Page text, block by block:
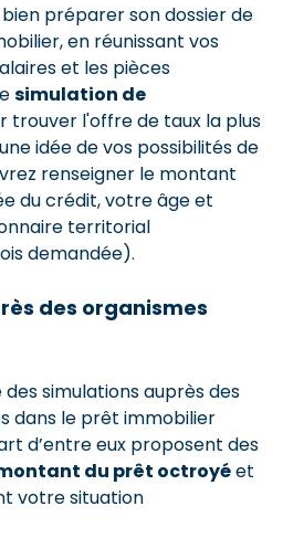
préparer son dossier de
en réunissant vos
et les pièces
simulation de
trouver l'offre de taux la plus
idée de vos possibilités de
renseigner le montant
du crédit, votre âge et
territorial
demandée).
des organismes
simulations auprès des
dans le prêt immobilier
d’entre eux proposent des
du prêt octroyéet
votre situation